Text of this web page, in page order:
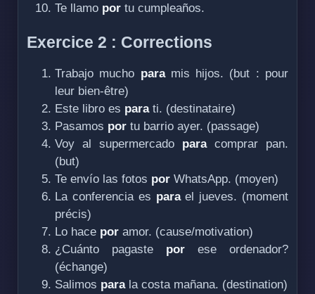
Te llamo por tu cumpleaños.
Exercice 2 : Corrections
Trabajo mucho paramis hijos. (but : pour
leur bien-être)
Este libro es parati. (destinataire)
Pasamos por tu barrio ayer. (passage)
Voy al supermercado paracomprar pan.
(but)
Te envío las fotos por WhatsApp. (moyen)
La conferencia es parael jueves. (moment
précis)
Lo hace por amor. (cause/motivation)
¿Cuánto pagaste por ese ordenador?
(échange)
Salimos parala costa mañana. (destination)